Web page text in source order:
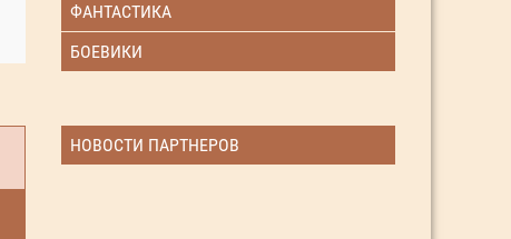
ФАНТАСТИКА
БОЕВИКИ
НОВОСТИ ПАРТНЕРОВ